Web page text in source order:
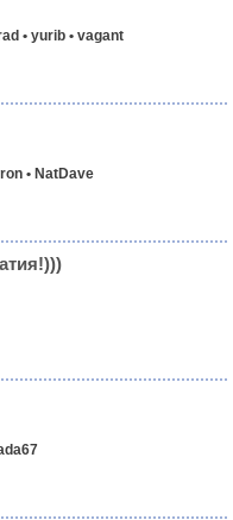
• yurib • vagant
• NatDave